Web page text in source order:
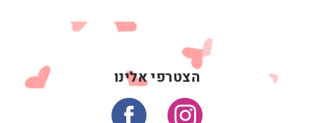
הצטרפי אלינו